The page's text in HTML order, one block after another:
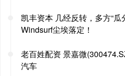
凯丰资本 几经反转，多方“瓜
Windsurf尘埃落定！
老百姓配资 景嘉微
汽车